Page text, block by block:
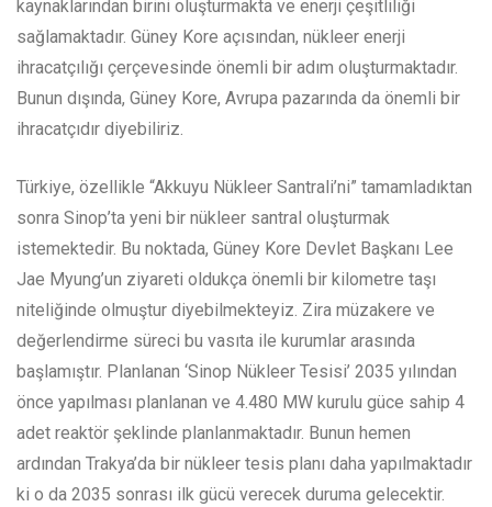
kaynaklarından birini oluşturmakta ve enerji çeşitliliği
sağlamaktadır. Güney Kore açısından, nükleer enerji
ihracatçılığı çerçevesinde önemli bir adım oluşturmaktadır.
Bunun dışında, Güney Kore, Avrupa pazarında da önemli bir
ihracatçıdır diyebiliriz.
Türkiye, özellikle “Akkuyu Nükleer Santrali’ni” tamamladıktan
sonra Sinop’ta yeni bir nükleer santral oluşturmak
istemektedir. Bu noktada, Güney Kore Devlet Başkanı Lee
Jae Myung’un ziyareti oldukça önemli bir kilometre taşı
niteliğinde olmuştur diyebilmekteyiz. Zira müzakere ve
değerlendirme süreci bu vasıta ile kurumlar arasında
başlamıştır. Planlanan ‘Sinop Nükleer Tesisi’ 2035 yılından
önce yapılması planlanan ve 4.480 MW kurulu güce sahip 4
adet reaktör şeklinde planlanmaktadır. Bunun hemen
ardından Trakya’da bir nükleer tesis planı daha yapılmaktadır
ki o da 2035 sonrası ilk gücü verecek duruma gelecektir.